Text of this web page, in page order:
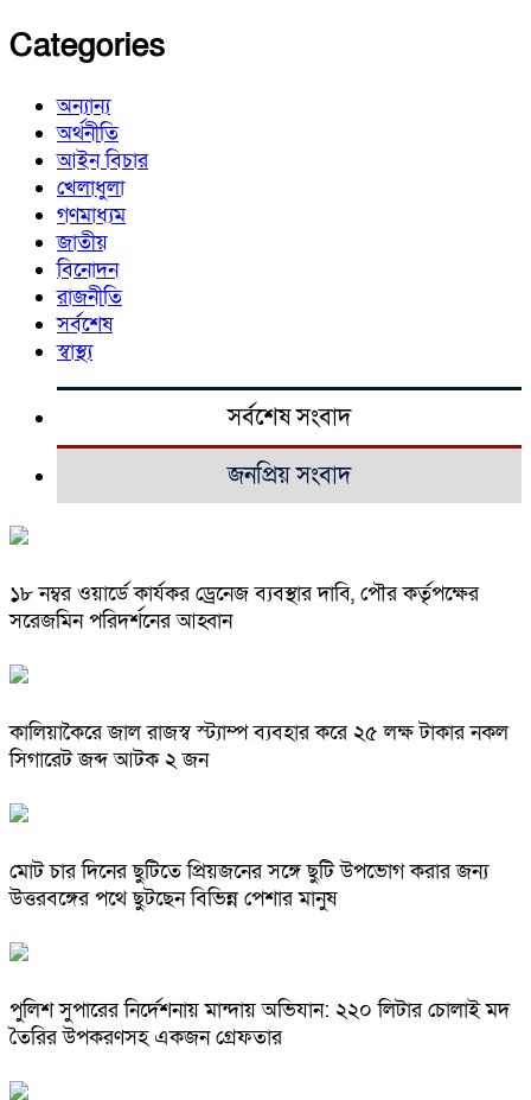
Categories
অন্যান্য
অর্থনীতি
আইন বিচার
খেলাধুলা
গণমাধ্যম
জাতীয়
বিনোদন
রাজনীতি
সর্বশেষ
স্বাস্থ্য
সর্বশেষ সংবাদ
জনপ্রিয় সংবাদ
১৮ নম্বর ওয়ার্ডে কার্যকর ড্রেনেজ ব্যবস্থার দাবি, পৌর কর্তৃপক্ষের
সরেজমিন পরিদর্শনের আহ্বান
কালিয়াকৈরে জাল রাজস্ব স্ট্যাম্প ব্যবহার করে ২৫ লক্ষ টাকার নকল
সিগারেট জব্দ আটক ২ জন
মোট চার দিনের ছুটিতে প্রিয়জনের সঙ্গে ছুটি উপভোগ করার জন্য
উত্তরবঙ্গের পথে ছুটছেন বিভিন্ন পেশার মানুষ
পুলিশ সুপারের নির্দেশনায় মান্দায় অভিযান: ২২০ লিটার চোলাই মদ
তৈরির উপকরণসহ একজন গ্রেফতার